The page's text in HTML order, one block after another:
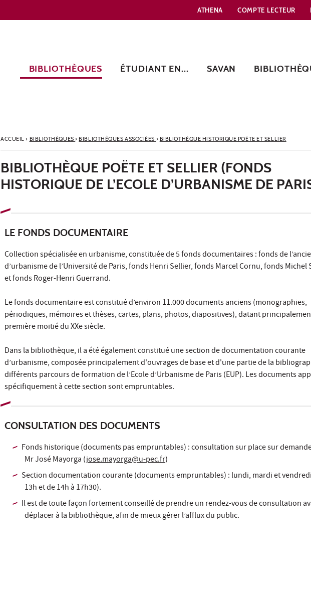
ATHENA COMPTE LECTEUR
BIBLIOTHÈQUES ÉTUDIANT EN... SAVAN
ACCUEIL› BIBLIOTHÈQUES› BIBLIOTHÈQUES ASSOCIÉES › BIBLIOTHÈQUE HISTORIQUE POËTE ET SELLIER
BIBLIOTHÈQUE POËTE ET SELLIER (FONDS
HISTORIQUE DE L’ECOLE D’URBANISME DE
LE FONDS DOCUMENTAIRE
Collection spécialisée en urbanisme, constituée de 5 fonds documentaires : fonds de
d’urbanisme de l’Université de Paris, fonds Henri Sellier, fonds Marcel Cornu, fonds Michel
et fonds Roger-Henri Guerrand.
Le fonds documentaire est constitué d’environ 11.000 documents anciens (monographies,
périodiques, mémoires et thèses, cartes, plans, photos, diapositives), datant
première moitié du XXe siècle.
Dans la bibliothèque, il a été également constitué une section de documentation courante
d’urbanisme, composée principalement d'ouvrages de base et d'une partie de la
différents parcours de formation de l’Ecole d’Urbanisme de Paris (EUP). Les documents
spécifiquement à cette section sont empruntables.
CONSULTATION DES DOCUMENTS
Fonds historique (documents pas empruntables) : consultation sur place sur
Mr José Mayorga (jose.mayorga@u-pec.fr)
Section documentation courante(documents empruntables) : lundi, mardi et
13h et de 14h à 17h30).
Il est de toute façon fortement conseillé de prendre un rendez-vous de consultation
déplacer à la bibliothèque, afin de mieux gérer l’afflux du public.